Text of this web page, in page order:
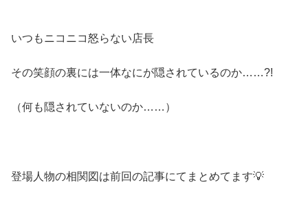
いつもニコニコ怒らない店長
その笑顔の裏には一体なにが隠されているのか……?!
（何も隠されていないのか……）
登場人物の相関図は前回の記事にてまとめてます💡